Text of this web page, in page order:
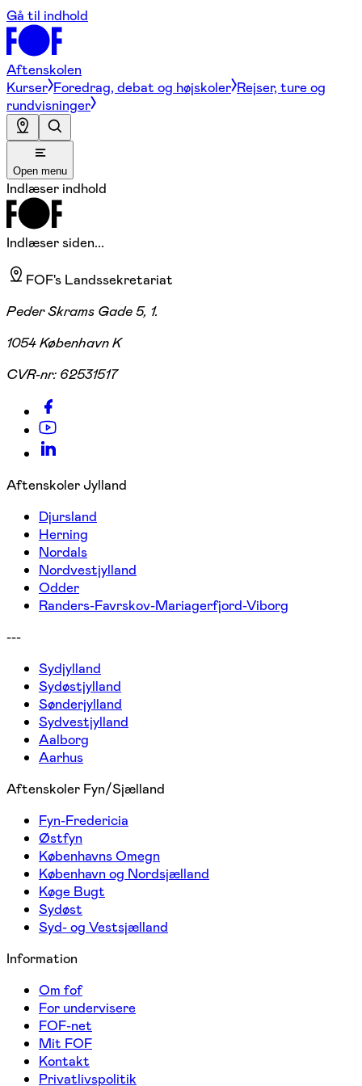
Gå til indhold
Aftenskolen
Kurser Foredrag, debat og højskoler Rejser, ture og
rundvisninger
Open menu
Indlæser indhold
Indlæser siden...
FOF's Landssekretariat
Peder Skrams Gade 5, 1.
1054 København K
CVR-nr: 62531517
Aftenskoler Jylland
Djursland
Herning
Nordals
Nordvestjylland
Odder
Randers-Favrskov-Mariagerfjord-Viborg
---
Sydjylland
Sydøstjylland
Sønderjylland
Sydvestjylland
Aalborg
Aarhus
Aftenskoler Fyn/Sjælland
Fyn-Fredericia
Østfyn
Københavns Omegn
København og Nordsjælland
Køge Bugt
Sydøst
Syd- og Vestsjælland
Information
Om fof
For undervisere
FOF-net
Mit FOF
Kontakt
Privatlivspolitik